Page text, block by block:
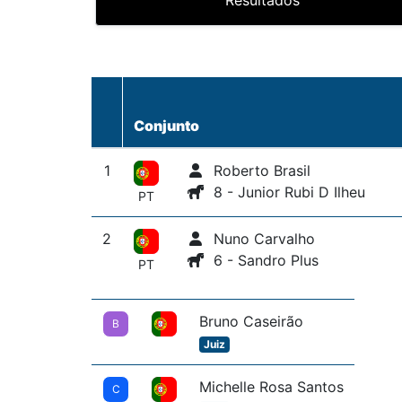
Conjunto
1
PT
Roberto Brasil
8 - Junior Rubi D Ilheu
2
PT
Nuno Carvalho
6 - Sandro Plus
B Bruno Caseirão
Juiz
C Michelle Rosa Santos